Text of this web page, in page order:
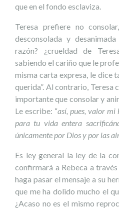
que en el fondo esclaviza.
Teresa prefiere no
desconsolada y
razón? ¿crueldad de
sabiendo el cariño que le
misma carta expresa, le dice
querida”. Al contrario, Teresa
importante que consolar y
Le escribe: “así, pues, valor mi
para tu vida entera
únicamente por Dios y por las
Es ley general la ley de la
confirmará a Rebeca a
haga pasar el mensaje a su
que me ha dolido mucho el
¿Acaso no es el mismo